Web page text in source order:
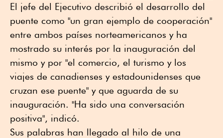
El jefe del Ejecutivo describió el desarrollo del
puente como "un gran ejemplo de cooperación"
entre ambos países norteamericanos y ha
mostrado su interés por la inauguración del
mismo y por "el comercio, el turismo y los
viajes de canadienses y estadounidenses que
cruzan ese puente" y que aguarda de su
inauguración. "Ha sido una conversación
positiva", indicó.
Sus palabras han llegado al hilo de una